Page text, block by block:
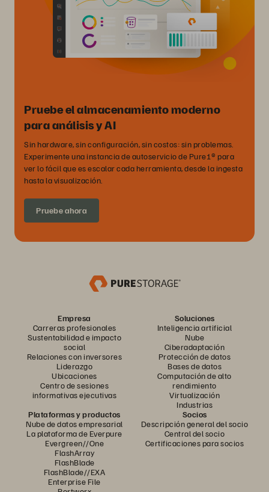
Pruebe el almacenamiento moderno
para análisis y AI
Sin hardware, sin configuración, sin costos: sin problemas.
Experimente una instancia de autoservicio de Pure1® para
ver lo fácil que es escalar cada herramienta, desde la ingesta
hasta la visualización.
Pruebe ahora
Empresa
Carreras profesionales
Sustentabilidad e impacto
social
Relaciones con inversores
Liderazgo
Ubicaciones
Centro de sesiones
informativas ejecutivas
Soluciones
Inteligencia artificial
Nube
Ciberadaptación
Protección de datos
Bases de datos
Computación de alto
rendimiento
Virtualización
Industrias
Plataformas y productos
Nube de datos empresarial
La plataforma de Everpure
Evergreen//One
FlashArray
FlashBlade
FlashBlade//EXA
Enterprise File
Socios
Descripción general del socio
Central del socio
Certificaciones para socios